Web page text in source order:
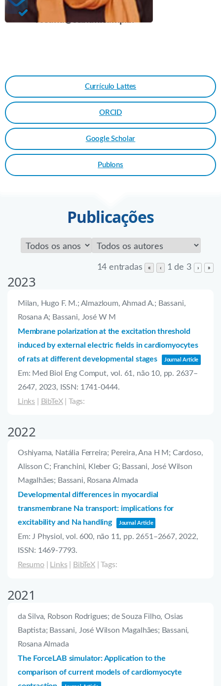
rbassani@unicamp.br,
rosana@ceb.unicamp.br
Currículo Lattes
ORCID
Google Scholar
Publons
Publicações
14 entradas « ‹ 1 de 3 › »
2023
Milan, Hugo F. M.; Almazloum, Ahmad A.; Bassani,
Rosana A; Bassani, José W M
Membrane polarization at the excitation threshold
induced by external electric fields in cardiomyocytes
of rats at different developmental stages
Journal Article
Em: Med Biol Eng Comput, vol. 61, não 10, pp. 2637–
2647, 2023, ISSN: 1741-0444.
Links
BibTeX| Tags:
2022
Oshiyama, Natália Ferreira; Pereira, Ana H M; Cardoso,
Alisson C; Franchini, Kleber G; Bassani, José Wilson
Magalhães; Bassani, Rosana Almada
Developmental differences in myocardial
transmembrane Na transport: implications for
excitability and Na handling
Journal Article
Em:J Physiol,vol. 600, não 11, pp. 2651–2667,2022,
ISSN: 1469-7793.
Resumo| Links BibTeX|Tags:
2021
da Silva, Robson Rodrigues; de Souza Filho, Osias
Baptista; Bassani, José Wilson Magalhães; Bassani,
Rosana Almada
The ForceLAB simulator: Application to the
comparison of current models of cardiomyocyte